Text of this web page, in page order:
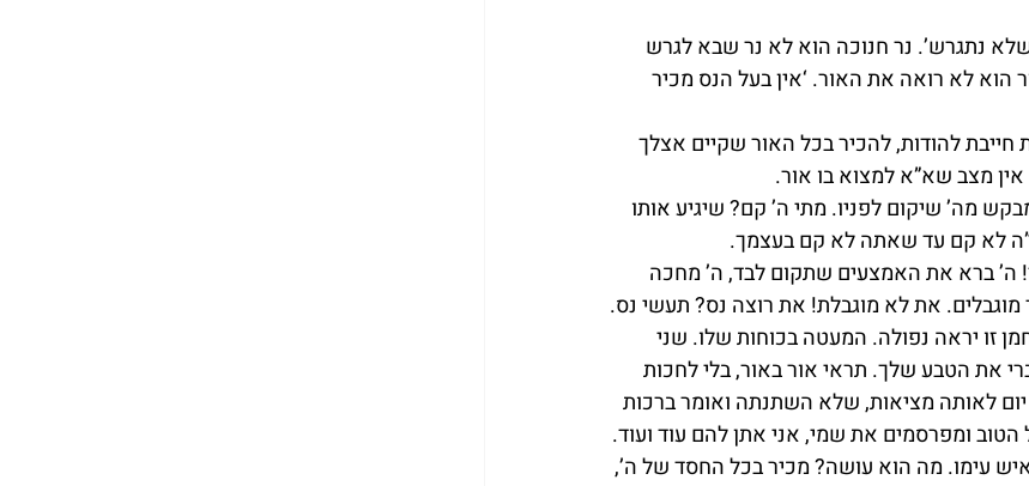
נתגרש’. נר חנוכה הוא לא נר שבא לגרש
לא רואה את האור. ‘אין בעל הנס מכיר
להודות, להכיר בכל האור שקיים אצלך
מצב שא”א למצוא בו אור.
מה’ שיקום לפניו. מתי ה’ קם? שיגיע אותו
לא קם עד שאתה לא קם בעצמך.
ה’ ברא את האמצעים שתקום לבד, ה’ מחכה
את לא מוגבלת! את רוצה נס? תעשי נס.
זו יראה נפולה. המעטה בכוחות שלו. שני
את הטבע שלך. תראי אור באור, בלי לחכות
לאותה מציאות, שלא השתנתה ואומר ברכות
ומפרסמים את שמי, אני אתן להם עוד ועוד.
שנה אנו לומדים על יעקב שרואה את עשיו עם 400 איש עימו. מה הוא עושה? מכיר בכל החסד של ה’,